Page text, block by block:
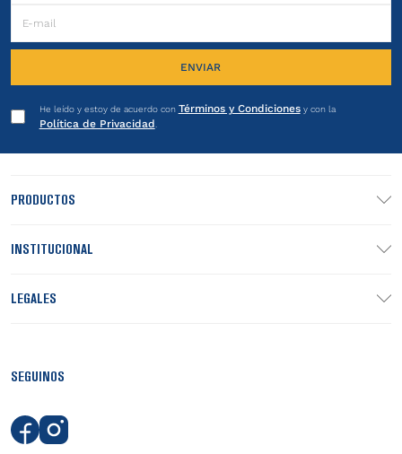
ENVIAR
He leído y estoy de acuerdo con Términos y Condicionesy con la
Política de Privacidad.
PRODUCTOS
INSTITUCIONAL
LEGALES
SEGUINOS